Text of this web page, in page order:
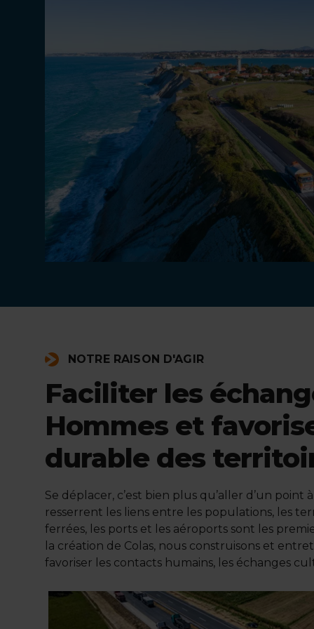
NOTRE RAISON D'AGIR
Faciliter les
Hommes et
durable des
Se déplacer, c’est bien plus qu’aller d’un
resserrent les liens entre les populations, les
ferrées, les ports et les aéroports sont les
la création de Colas, nous construisons et
favoriser les contacts humains, les échanges